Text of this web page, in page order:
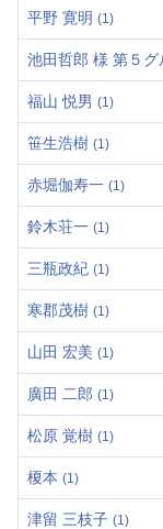
平野 寛明 (1)
池田哲郎 様 第５グ
福山 悦男 (1)
笹生浩樹 (1)
赤堀伽寿一 (1)
鈴木荘一 (1)
三瓶政紀 (1)
寒郡茂樹 (1)
山田 宏美 (1)
廣田 二郎 (1)
松原 覚樹 (1)
榎本 (1)
津留 三枝子 (1)